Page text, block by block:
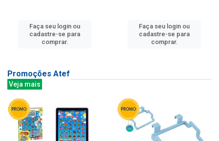
Faça seu login ou
cadastre-se para
comprar.
Faça seu login ou
cadastre-se para
comprar.
Promoções Atef
Veja mais